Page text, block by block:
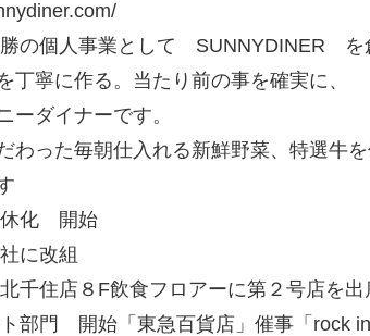
の個人事業として SUNNYDINER を
丁寧に作る。当たり前の事を確実に、
ーダイナーです。
わった毎朝仕入れる新鮮野菜、特選牛
休化 開始
に改組
千住店８F飲食フロアーに第２号店を出
部門 開始「東急百貨店」催事「rock